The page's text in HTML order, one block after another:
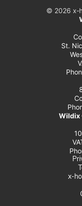
© 2026
St.
Wildix
x-